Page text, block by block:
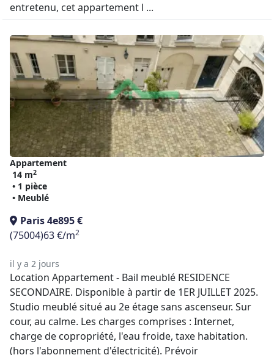
entretenu, cet appartement l ...
Appartement
14 m2
• 1 pièce
• Meublé
Paris 4e895 €
(75004)63 €/m2
il y a 2 jours
Location Appartement - Bail meublé RESIDENCE
SECONDAIRE. Disponible à partir de 1ER JUILLET 2025.
Studio meublé situé au 2e étage sans ascenseur. Sur
cour, au calme. Les charges comprises : Internet,
charge de copropriété, l'eau froide, taxe habitation.
(hors l'abonnement d'électricité). Prévoir